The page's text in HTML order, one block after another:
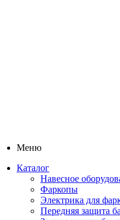
Меню
Каталог
Навесное
Фаркопы
Электрика для
Передняя защита